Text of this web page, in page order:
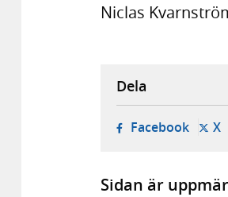
Niclas
Dela
Facebook- X-
Sidan är